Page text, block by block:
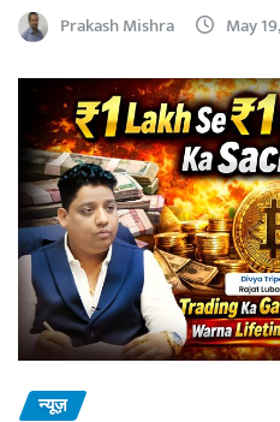
Prakash Mishra May
न्यूज़